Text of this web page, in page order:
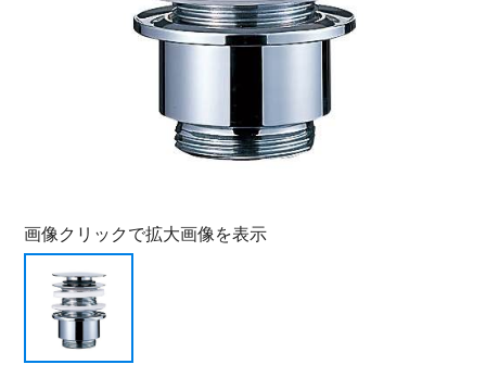
画像クリックで拡大画像を表示